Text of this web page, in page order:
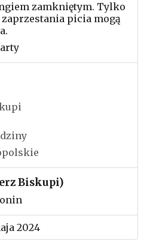
zamkniętym. Tylko
picia mogą
Biskupi)
2024